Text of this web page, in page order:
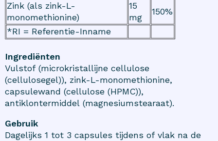
Zink (als zink-L-
monomethionine)
15
mg
150%
*RI = Referentie-Inname
Ingrediënten
Vulstof (microkristallijne cellulose
(cellulosegel)), zink-L-monomethionine,
capsulewand (cellulose (HPMC)),
antiklontermiddel (magnesiumstearaat).
Gebruik
Dagelijks 1 tot 3 capsules tijdens of vlak na de